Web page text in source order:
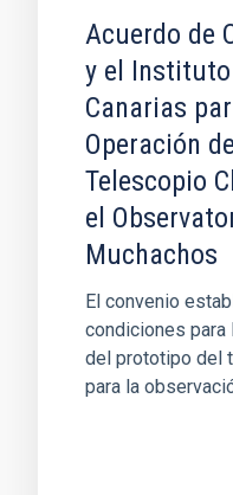
Acuerdo de
y el
Canarias
Operación
Telescopio
el
Muchachos
El convenio
condiciones para
del prototipo del
para la